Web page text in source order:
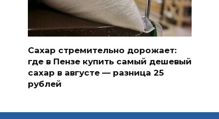
Сахар стремительно дорожает:
где в Пензе купить самый дешевый
сахар в августе — разница 25
рублей